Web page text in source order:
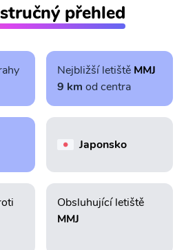
přehled
Nejbližší letiště MMJ
9 km od centra
Japonsko
Obsluhující letiště
MMJ